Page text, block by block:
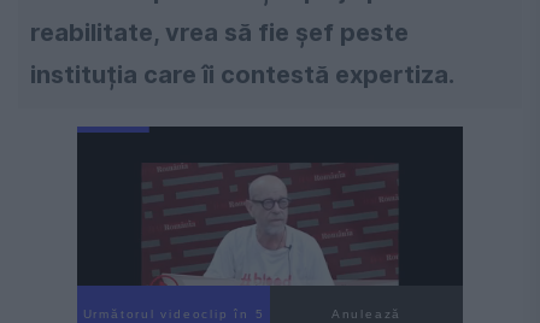
reabilitate, vrea să fie șef peste
instituția care îi contestă expertiza.
Următorul videoclip în 4 Anulează